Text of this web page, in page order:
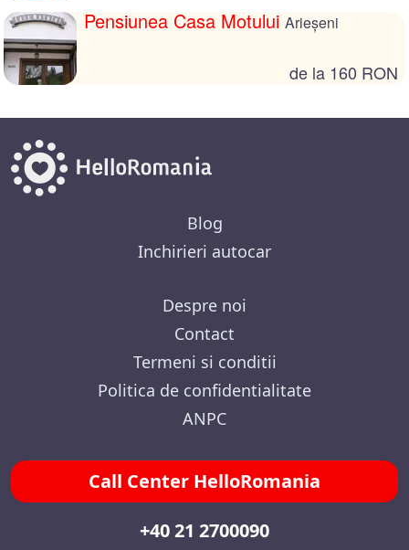
Pensiunea Casa Motului Arieșeni
de la 160 RON
Blog
Inchirieri autocar
Despre noi
Contact
Termeni si conditii
Politica de confidentialitate
ANPC
Call Center HelloRomania
+40 21 2700090